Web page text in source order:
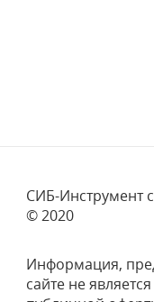
СИБ-Инструмент
© 2020
Информация,
сайте не